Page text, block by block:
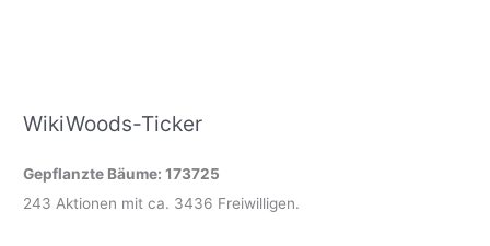
WikiWoods-Ticker
Gepflanzte Bäume: 173725
243 Aktionen mit ca. 3436 Freiwilligen.